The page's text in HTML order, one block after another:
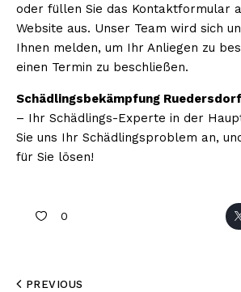
oder füllen Sie das Kontaktformular
Website aus. Unser Team wird sich
Ihnen melden, um Ihr Anliegen zu
einen Termin zu beschließen.
Schädlingsbekämpfung
– Ihr Schädlings-Experte in der
Sie uns Ihr Schädlingsproblem an,
für Sie lösen!
0
PREVIOUS